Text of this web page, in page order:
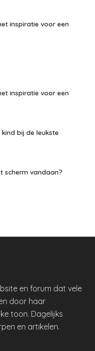
inspiratie voor een
inspiratie voor een
bij de leukste
scherm vandaan?
en forum dat vele
door haar
toon. Dagelijks
en artikelen.